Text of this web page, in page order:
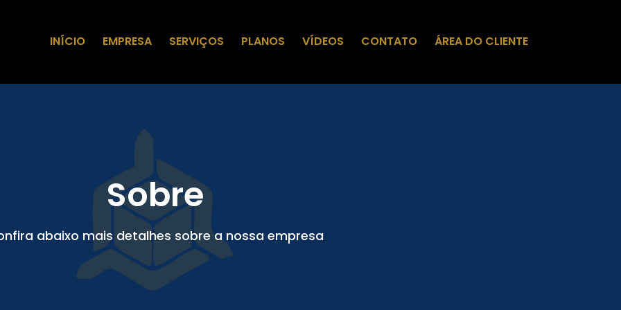
INÍCIO EMPRESA SERVIÇOS PLANOS VÍDEOS CONTATO ÁREA DO CLIENTE
Sobre
abaixo mais detalhes sobre a nossa empresa